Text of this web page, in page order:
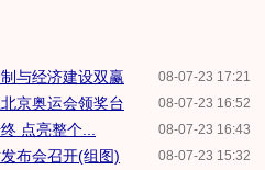
08-07-23 17:21
与经济建设双赢
08-07-23 16:52
京奥运会领奖台
08-07-23 16:43
点亮整个...
08-07-23 15:32
布会召开(组图)